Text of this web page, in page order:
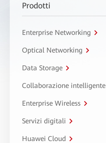
Prodotti
Enterprise Networking
Optical Networking
Data Storage
Collaborazione intelligente
Enterprise Wireless
Servizi digitali
Huawei Cloud